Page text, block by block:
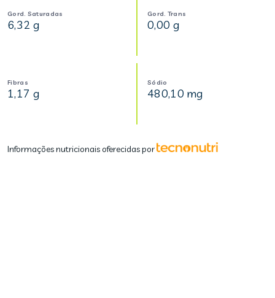
Gord. Saturadas
6,32 g
Gord. Trans
0,00 g
Fibras
1,17 g
Sódio
480,10 mg
Informações nutricionais oferecidas por